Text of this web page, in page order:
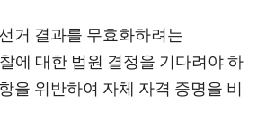
거 결과를 무효화하려는
에 대한 법원 결정을 기다려야 하
을 위반하여 자체 자격 증명을 비